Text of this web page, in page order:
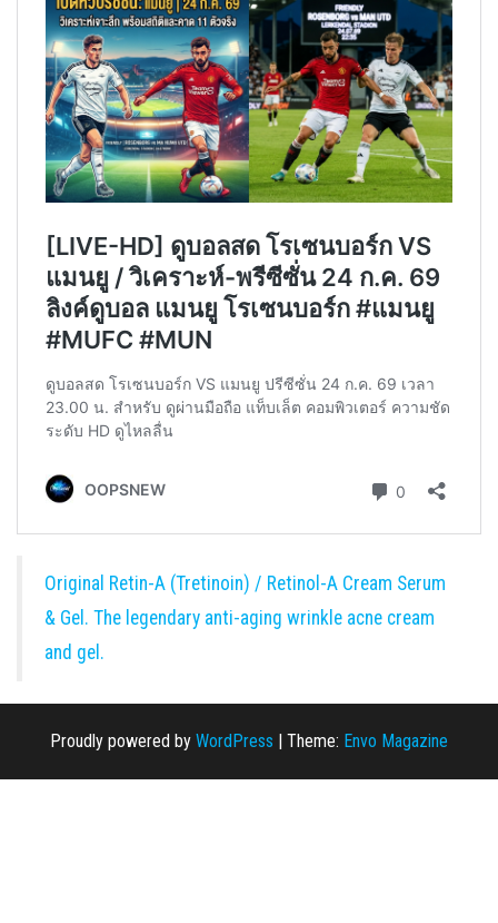
Original Retin-A (Tretinoin) / Retinol-A Cream Serum
& Gel. The legendary anti-aging wrinkle acne cream
and gel.
Proudly powered by WordPress | Theme: Envo Magazine